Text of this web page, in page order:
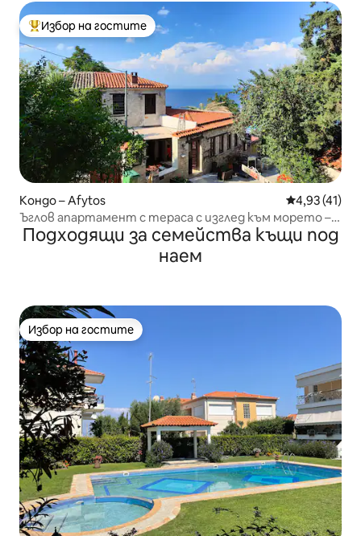
Най-популярен избор на гостите
Избор на гостите
Кондо – Afytos Средна
4,93 (41)
Ъглов апартамент с тераса с изглед към морето –
близо до морето
Подходящи за семейства къщи под
наем
Избор на гостите
Избор на гостите